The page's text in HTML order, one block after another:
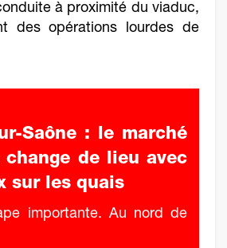
à proximité du viaduc,
des opérations lourdes de
Saône : le marché
change de lieu avec
sur les quais
importante. Au nord de